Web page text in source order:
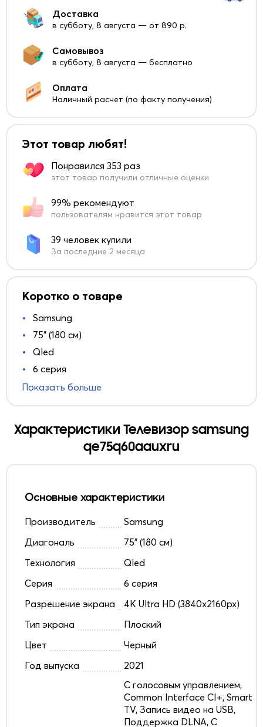
Доставка
в субботу, 8 августа — от 890 р.
Самовывоз
в субботу, 8 августа — бесплатно
Оплата
Наличный расчет (по факту получения)
Этот товар любят!
Понравился 353 раз
этот товар получили отличные оценки
99% рекомендуют
пользователям нравится этот товар
39 человек купили
За последние 2 месяца
Коротко о товаре
Samsung
75" (180 см)
Qled
6 серия
Показать больше
Характеристики Телевизор samsung
qe75q60aauxru
Основные характеристики
Производитель
Samsung
Диагональ
75" (180 см)
Технология
Qled
Серия
6 серия
Разрешение экрана
4K Ultra HD (3840x2160px)
Тип экрана
Плоский
Цвет
Черный
Год выпуска
2021
C голосовым управлением,
Common Interface CI+, Smart
TV, Запись видео на USB,
Поддержка DLNA, С